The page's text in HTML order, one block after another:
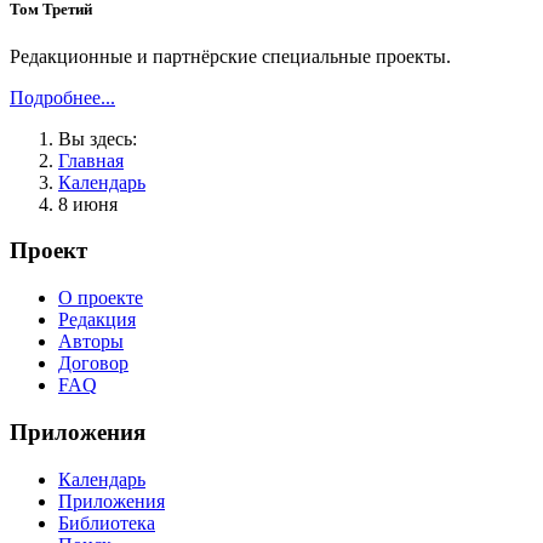
Том Третий
Редакционные и партнёрские специальные проекты.
Подробнее...
Вы здесь:
Главная
Календарь
8 июня
Проект
О проекте
Редакция
Авторы
Договор
FAQ
Приложения
Календарь
Приложения
Библиотека